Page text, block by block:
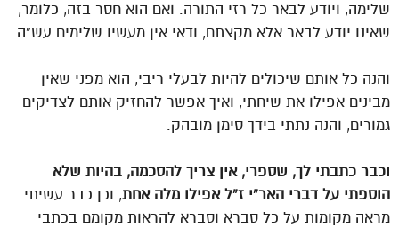
שלימה, ויודע לבאר כל רזי התורה. ואם הוא חסר בזה, כלומר,
שאינו יודע לבאר אלא מקצתם, ודאי אין מעשיו שלימים עש”ה.
והנה כל אותם שיכולים להיות לבעלי ריבי, הוא מפני שאין
מבינים אפילו את שיחתי, ואיך אפשר להחזיק אותם לצדיקים
גמורים, והנה נתתי בידך סימן מובהק.
וכבר כתבתי לך, שספרי, אין צריך להסכמה, בהיות שלא
הוספתי על דברי האר”י ז”ל אפילו מלה אחת, וכן כבר עשיתי
מראה מקומות על כל סברא וסברא להראות מקומם בכתבי